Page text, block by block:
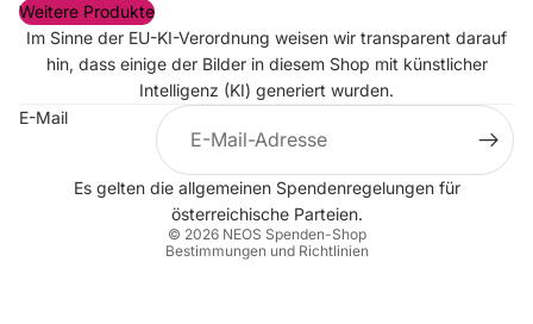
Weitere Produkte
Im Sinne der EU-KI-Verordnung weisen wir transparent darauf
hin, dass einige der Bilder in diesem Shop mit künstlicher
Intelligenz (KI) generiert wurden.
E-Mail
Es gelten die allgemeinen Spendenregelungen für
österreichische Parteien.
© 2026 NEOS Spenden-Shop
Bestimmungen und Richtlinien
Datenschutzerklärung